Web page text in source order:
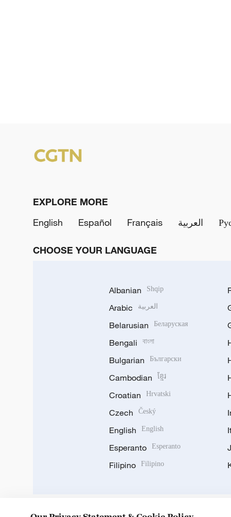
EXPLORE MORE
English
Español Français العربية
CHOOSE YOUR LANGUAGE
Albanian Shqip
Arabic العربية
Belarusian Беларуская
Bengali বাংলা
Bulgarian Български
Cambodian ខ្មែរ
Croatian Hrvatski
Czech Český
English English
Esperanto Esperanto
Filipino Filipino